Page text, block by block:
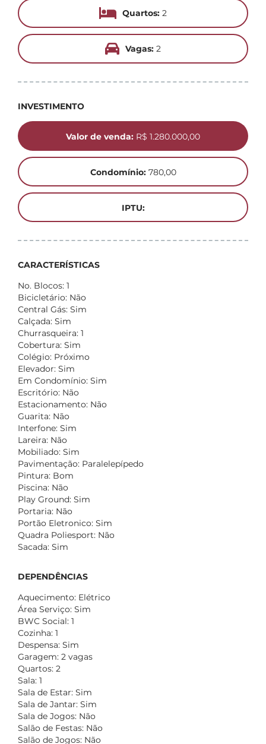
Quartos:2
Vagas:2
INVESTIMENTO
Valor de venda: R$ 1.280.000,00
Condomínio:780,00
IPTU:
CARACTERÍSTICAS
No. Blocos: 1
Bicicletário: Não
Central Gás: Sim
Calçada: Sim
Churrasqueira: 1
Cobertura: Sim
Colégio: Próximo
Elevador: Sim
Em Condomínio: Sim
Escritório: Não
Estacionamento: Não
Guarita: Não
Interfone: Sim
Lareira: Não
Mobiliado: Sim
Pavimentação: Paralelepípedo
Pintura: Bom
Piscina: Não
Play Ground: Sim
Portaria: Não
Portão Eletronico: Sim
Quadra Poliesport: Não
Sacada: Sim
DEPENDÊNCIAS
Aquecimento: Elétrico
Área Serviço: Sim
BWC Social: 1
Cozinha: 1
Despensa: Sim
Garagem: 2 vagas
Quartos: 2
Sala: 1
Sala de Estar: Sim
Sala de Jantar: Sim
Sala de Jogos: Não
Salão de Festas: Não
Salão de Jogos: Não